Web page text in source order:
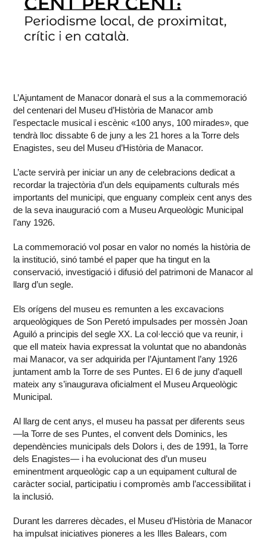
L’Ajuntament de Manacor donarà el sus a la commemoració
del centenari del Museu d’Història de Manacor amb
l’espectacle musical i escènic «100 anys, 100 mirades», que
tendrà lloc dissabte 6 de juny a les 21 hores a la Torre dels
Enagistes, seu del Museu d’Història de Manacor.
L’acte servirà per iniciar un any de celebracions dedicat a
recordar la trajectòria d’un dels equipaments culturals més
importants del municipi, que enguany compleix cent anys des
de la seva inauguració com a Museu Arqueològic Municipal
l’any 1926.
La commemoració vol posar en valor no només la història de
la institució, sinó també el paper que ha tingut en la
conservació, investigació i difusió del patrimoni de Manacor al
llarg d’un segle.
Els orígens del museu es remunten a les excavacions
arqueològiques de Son Peretó impulsades per mossèn Joan
Aguiló a principis del segle XX. La col·lecció que va reunir, i
que ell mateix havia expressat la voluntat que no abandonàs
mai Manacor, va ser adquirida per l’Ajuntament l’any 1926
juntament amb la Torre de ses Puntes. El 6 de juny d’aquell
mateix any s’inaugurava oficialment el Museu Arqueològic
Municipal.
Al llarg de cent anys, el museu ha passat per diferents seus
—la Torre de ses Puntes, el convent dels Dominics, les
dependències municipals dels Dolors i, des de 1991, la Torre
dels Enagistes— i ha evolucionat des d’un museu
eminentment arqueològic cap a un equipament cultural de
caràcter social, participatiu i compromès amb l’accessibilitat i
la inclusió.
Durant les darreres dècades, el Museu d’Història de Manacor
ha impulsat iniciatives pioneres a les Illes Balears, com